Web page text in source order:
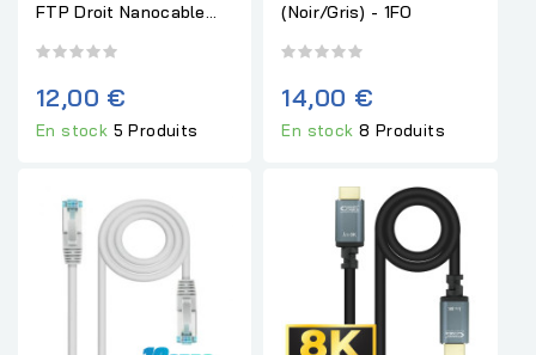
FTP Droit Nanocable...
12,00 €
En stock 5 Produits
(Noir/Gris) - 1FO
14,00 €
En stock8 Produits